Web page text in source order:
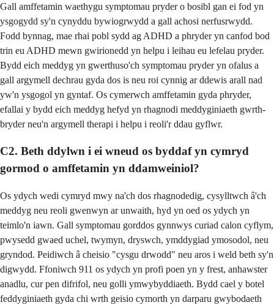
Gall amffetamin waethygu symptomau pryder o bosibl gan ei fod yn
ysgogydd sy'n cynyddu bywiogrwydd a gall achosi nerfusrwydd.
Fodd bynnag, mae rhai pobl sydd ag ADHD a phryder yn canfod bod
trin eu ADHD mewn gwirionedd yn helpu i leihau eu lefelau pryder.
Bydd eich meddyg yn gwerthuso'ch symptomau pryder yn ofalus a
gall argymell dechrau gyda dos is neu roi cynnig ar ddewis arall nad
yw'n ysgogol yn gyntaf. Os cymerwch amffetamin gyda phryder,
efallai y bydd eich meddyg hefyd yn rhagnodi meddyginiaeth gwrth-
bryder neu'n argymell therapi i helpu i reoli'r ddau gyflwr.
C2. Beth ddylwn i ei wneud os byddaf yn cymryd
gormod o amffetamin yn ddamweiniol?
Os ydych wedi cymryd mwy na'ch dos rhagnodedig, cysylltwch â'ch
meddyg neu reoli gwenwyn ar unwaith, hyd yn oed os ydych yn
teimlo'n iawn. Gall symptomau gorddos gynnwys curiad calon cyflym,
pwysedd gwaed uchel, twymyn, dryswch, ymddygiad ymosodol, neu
gryndod. Peidiwch â cheisio "cysgu drwodd" neu aros i weld beth sy'n
digwydd. Ffoniwch 911 os ydych yn profi poen yn y frest, anhawster
anadlu, cur pen difrifol, neu golli ymwybyddiaeth. Bydd cael y botel
feddyginiaeth gyda chi wrth geisio cymorth yn darparu gwybodaeth